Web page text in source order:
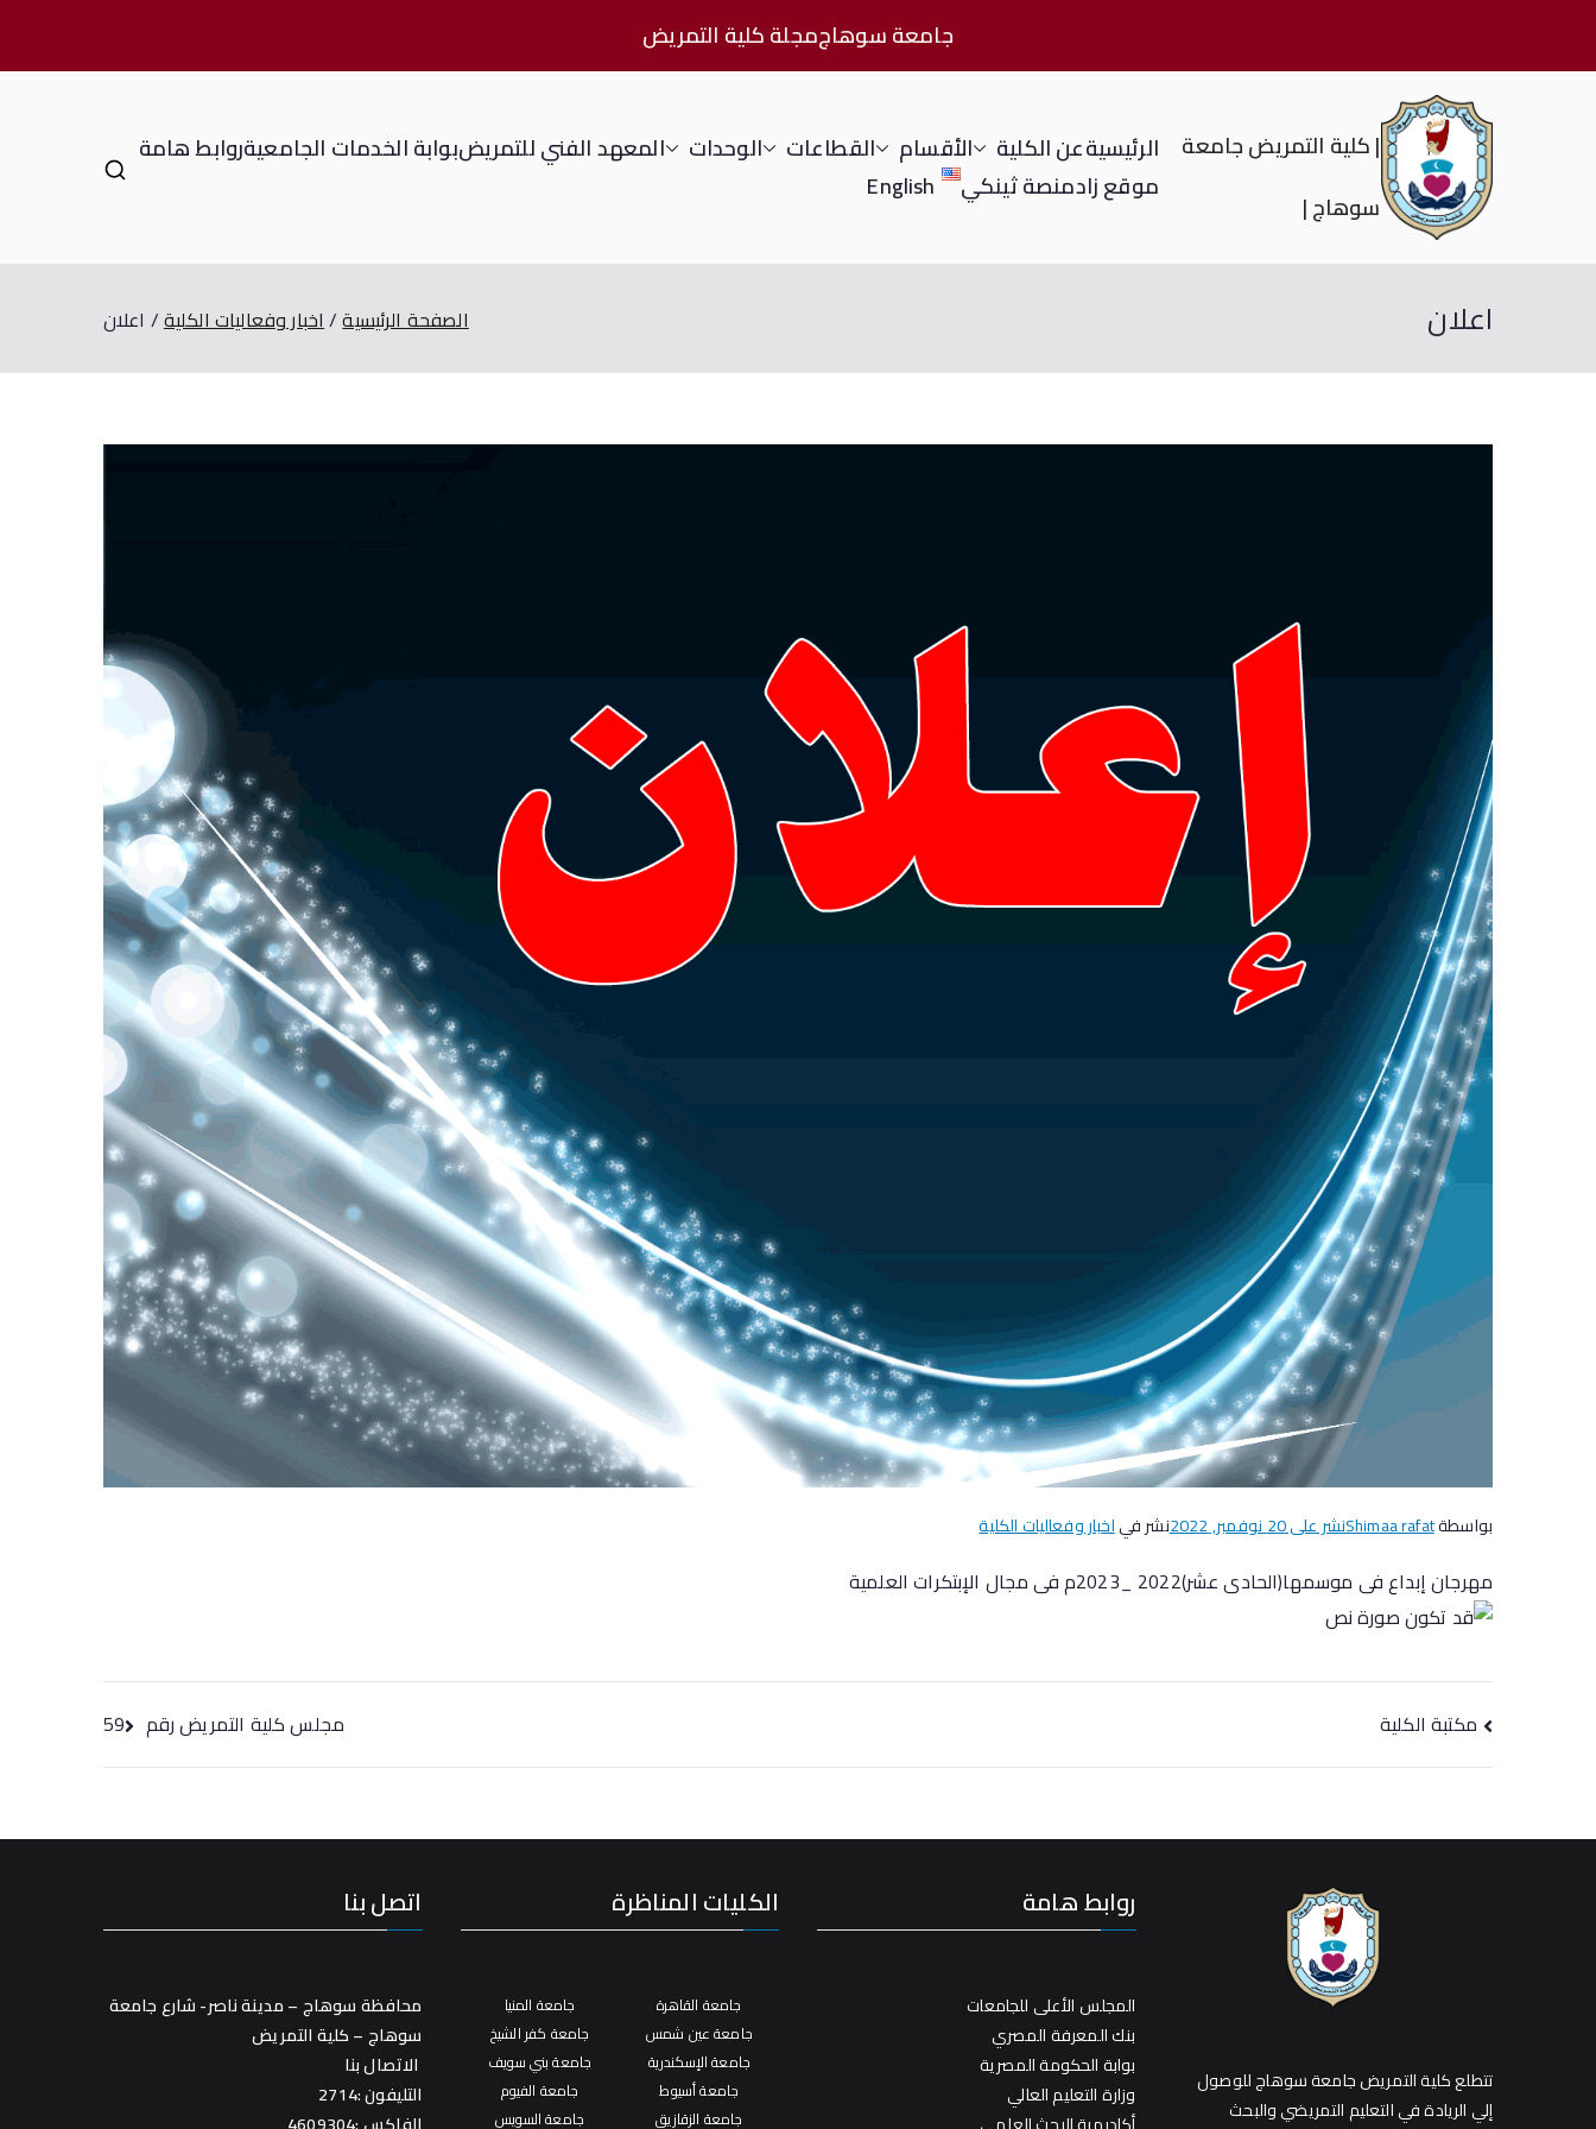
جامعة سوهاجمجلة كلية التمريض
| كلية التمريض جامعة
سوهاج |
الرئيسيةعن الكلية الأقسام القطاعات الوحدات المعهد الفني للتمريضبوابة الخدمات الجامعيةروابط هامة
موقع زادمنصة ثينكي English
اعلان الصفحة الرئيسية اخبار وفعاليات الكلية اعلان
بواسطةShimaa rafatنشر على20 نوفمبر, 2022 نشر فياخبار وفعاليات الكلية
مهرجان إبداع فى موسمها(الحادى عشر)2022 _2023م فى مجال الإبتكرات العلمية
مكتبة الكلية مجلس كلية التمريض رقم 59
تتطلع كلية التمريض جامعة سوهاج للوصول
إلي الريادة في التعليم التمريضي والبحث
روابط هامة
المجلس الأعلى للجامعات
بنك المعرفة المصري
بوابة الحكومة المصرية
وزارة التعليم العالي
الكليات المناظرة
جامعة القاهرة
جامعة عين شمس
جامعة الإسكندرية
جامعة أسيوط
جامعة الزقازيق
جامعة المنيا
جامعة كفر الشيخ
جامعة بني سويف
جامعة الفيوم
جامعة السويس
اتصل بنا
محافظة سوهاج – مدينة ناصر- شارع جامعة
سوهاج – كلية التمريض
الاتصال بنا
التليفون :2714